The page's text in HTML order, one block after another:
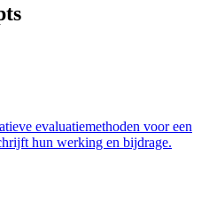
evaluatiemethoden voor een
hun werking en bijdrage.